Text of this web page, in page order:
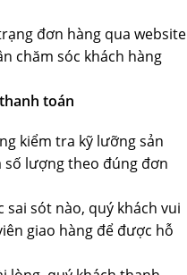
đơn hàng qua website
chăm sóc khách hàng
toán
kiểm tra kỹ lưỡng sản
số lượng theo đúng đơn
sai sót nào, quý khách vui
giao hàng để được hỗ